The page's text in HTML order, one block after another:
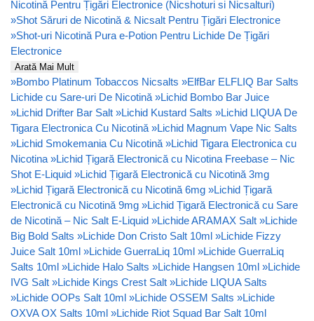
Nicotină Pentru Țigări Electronice (Nicshoturi si Nicsalturi)
»Shot Săruri de Nicotină & Nicsalt Pentru Țigări Electronice
»Shot-uri Nicotină Pura e-Potion Pentru Lichide De Țigări
Electronice
Arată Mai Mult
»Bombo Platinum Tobaccos Nicsalts »ElfBar ELFLIQ Bar Salts
Lichide cu Sare-uri De Nicotină »Lichid Bombo Bar Juice
»Lichid Drifter Bar Salt »Lichid Kustard Salts »Lichid LIQUA De
Tigara Electronica Cu Nicotină »Lichid Magnum Vape Nic Salts
»Lichid Smokemania Cu Nicotină »Lichid Tigara Electronica cu
Nicotina »Lichid Țigară Electronică cu Nicotina Freebase – Nic
Shot E-Liquid »Lichid Țigară Electronică cu Nicotină 3mg
»Lichid Țigară Electronică cu Nicotină 6mg »Lichid Țigară
Electronică cu Nicotină 9mg »Lichid Țigară Electronică cu Sare
de Nicotină – Nic Salt E-Liquid »Lichide ARAMAX Salt »Lichide
Big Bold Salts »Lichide Don Cristo Salt 10ml »Lichide Fizzy
Juice Salt 10ml »Lichide GuerraLiq 10ml »Lichide GuerraLiq
Salts 10ml »Lichide Halo Salts »Lichide Hangsen 10ml »Lichide
IVG Salt »Lichide Kings Crest Salt »Lichide LIQUA Salts
»Lichide OOPs Salt 10ml »Lichide OSSEM Salts »Lichide
OXVA OX Salts 10ml »Lichide Riot Squad Bar Salt 10ml